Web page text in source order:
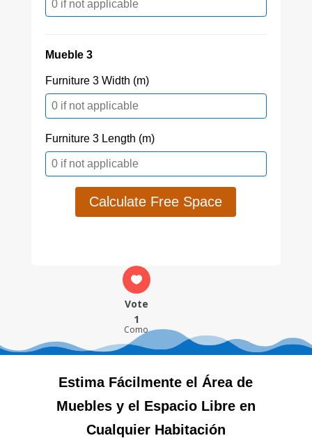
Mueble 3
Furniture 3 Width (m)
Furniture 3 Length (m)
Calculate Free Space
Vote
1
Como
Estima Fácilmente el Área de
Muebles y el Espacio Libre en
Cualquier Habitación